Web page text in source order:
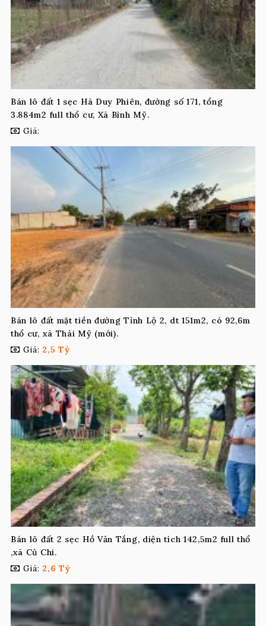
Bán lô đất 1 sẹc Hà Duy Phiên, đường số 171, tổng
3.884m2 full thổ cư, Xã Bình Mỹ.
Giá:
Bán lô đất mặt tiền đường Tỉnh Lộ 2, dt 151m2, có 92,6m
thổ cư, xã Thái Mỹ (mới).
Giá: 2,5 Tỷ
Bán lô đất 2 sẹc Hồ Văn Tắng, diện tích 142,5m2 full thổ
,xã Củ Chi.
Giá: 2,6 Tỷ